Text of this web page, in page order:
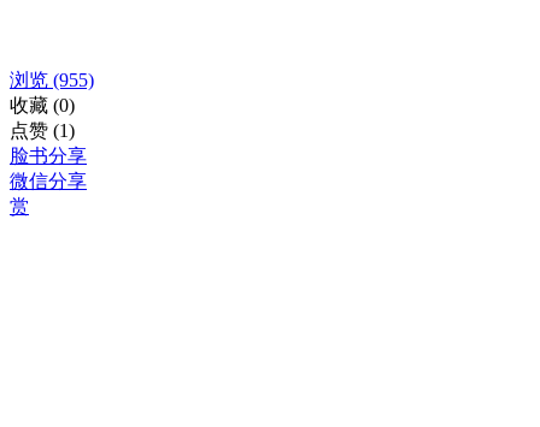
浏览 (955)
收藏 (0)
点赞 (1)
脸书分享
微信分享
赏